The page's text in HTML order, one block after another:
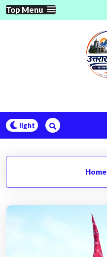
Skip
to
Top Menu
Home